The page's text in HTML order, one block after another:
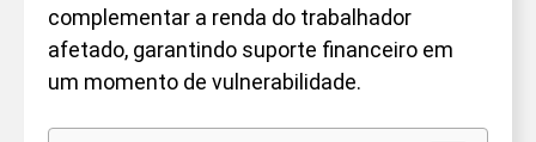
complementar a renda do trabalhador
afetado, garantindo suporte financeiro em
um momento de vulnerabilidade.